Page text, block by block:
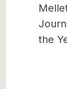
the